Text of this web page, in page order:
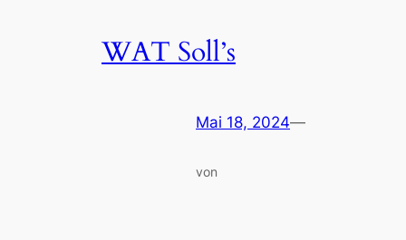
WAT Soll’s
Mai 18, 2024—
von